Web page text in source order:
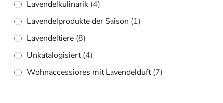
Lavendelkulinarik (4)
Lavendelprodukte der Saison (1)
Lavendeltiere (8)
Unkatalogisiert (4)
Wohnaccessiores mit Lavendelduft (7)